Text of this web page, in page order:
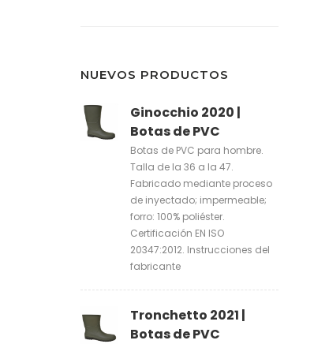
NUEVOS PRODUCTOS
Ginocchio 2020 |
Botas de PVC
Botas de PVC para hombre.
Talla de la 36 a la 47.
Fabricado mediante proceso
de inyectado; impermeable;
forro: 100% poliéster.
Certificación EN ISO
20347:2012. Instrucciones del
fabricante
Tronchetto 2021 |
Botas de PVC